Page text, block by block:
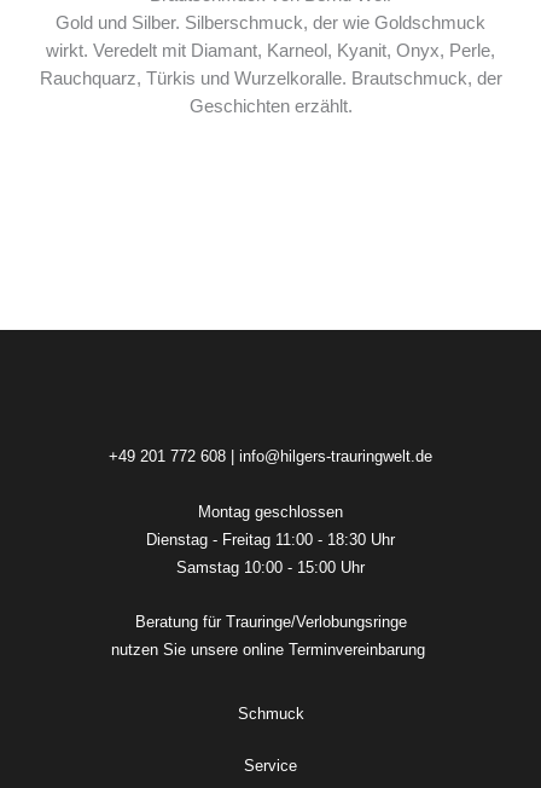
Gold und Silber. Silberschmuck, der wie Goldschmuck
wirkt. Veredelt mit Diamant, Karneol, Kyanit, Onyx, Perle,
Rauchquarz, Türkis und Wurzelkoralle. Brautschmuck, der
Geschichten erzählt.
+49 201 772 608 info@hilgers-trauringwelt.de
Montag geschlossen
Dienstag - Freitag 11:00 - 18:30 Uhr
Samstag 10:00 - 15:00 Uhr
Beratung für Trauringe/Verlobungsringe
nutzen Sie unsere online Terminvereinbarung
Schmuck
Service